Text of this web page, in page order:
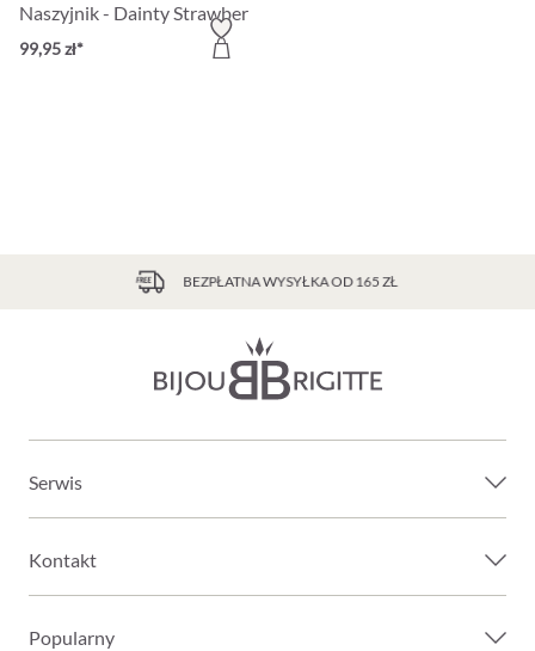
Naszyjnik - Dainty Strawberry
99,95 zł*
BEZPŁATNA WYSYŁKA OD 165 ZŁ
Serwis
Kontakt
Popularny